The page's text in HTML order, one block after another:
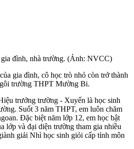
đình, nhà trường. (Ảnh: NVCC)
gia đình, cô học trò nhỏ còn trở thành
trường THPT Mường Bi.
trưởng trường - Xuyến là học sinh
Suốt 3 năm THPT, em luôn chăm
Đặc biệt năm lớp 12, em học bật
lớp và đại diện trường tham gia nhiều
giải Nhì học sinh giỏi cấp tỉnh môn